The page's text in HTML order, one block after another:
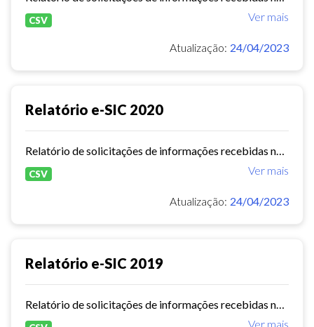
Ver mais
CSV
Atualização: 24/04/2023
Relatório e-SIC 2020
Ver mais
CSV
Atualização: 24/04/2023
Relatório e-SIC 2019
Ver mais